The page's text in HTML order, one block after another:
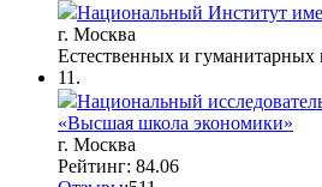
Национальный Институт
г. Москва
Естественных и гуманитарных
11.
Национальный
«Высшая школа экономики»
г. Москва
Рейтинг: 84.06